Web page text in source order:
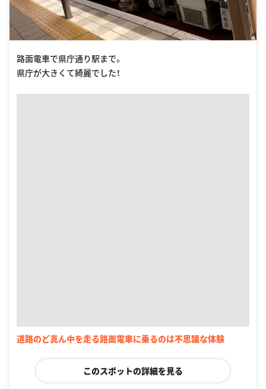
路面電車で県庁通り駅まで。
県庁が大きくて綺麗でした！
道路のど真ん中を走る路面電車に乗るのは不思議な体験
このスポットの詳細を見る